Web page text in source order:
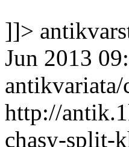
]]>
Jun 2013
http://
chasy-split-